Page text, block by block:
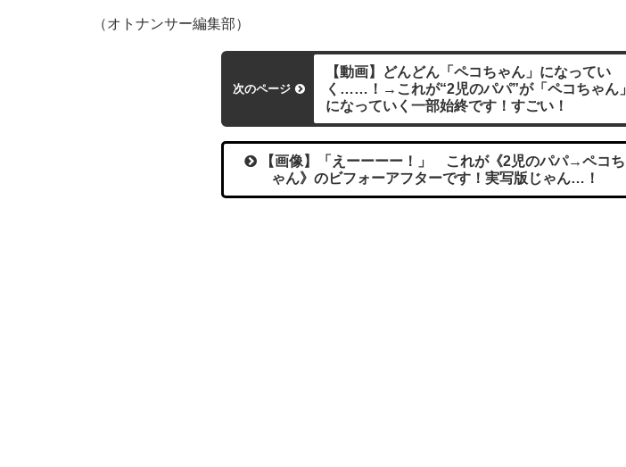
（オトナンサー編集部）
次のページ
【動画】どんどん「ペコちゃん」になってい
く……！→これが“2児のパパ”が「ペコちゃん」
になっていく一部始終です！すごい！
【画像】「えーーーー！」 これが《2児のパパ→ペコち
ゃん》のビフォーアフターです！実写版じゃん…！